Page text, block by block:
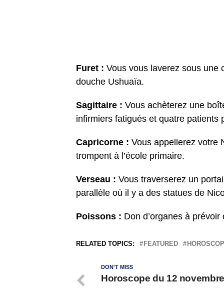
Furet : Vous vous laverez sous une
douche Ushuaïa.
Sagittaire : Vous achèterez une
infirmiers fatigués et quatre patients
Capricorne : Vous appellerez votre
trompent à l’école primaire.
Verseau : Vous traverserez un
parallèle où il y a des statues de
Poissons : Don d’organes à
RELATED TOPICS: FEATURED
DON'T MISS
Horoscope du 12